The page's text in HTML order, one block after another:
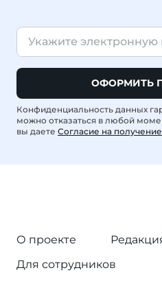
ОФОРМИТЬ
Конфиденциальность данных
можно отказаться в любой
вы даете Согласие на
О проекте
Для сотрудников